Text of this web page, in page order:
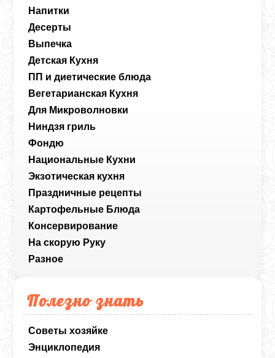
Напитки
Десерты
Выпечка
Детская Кухня
ПП и диетические блюда
Вегетарианская Кухня
Для Микроволновки
Ниндзя гриль
Фондю
Национальные Кухни
Экзотическая кухня
Праздничные рецепты
Картофельные Блюда
Консервирование
На скорую Руку
Разное
Полезно знать
Советы хозяйке
Энциклопедия